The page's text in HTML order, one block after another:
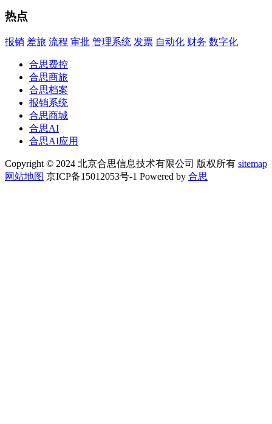
热点
报销 差旅 流程 审批 管理系统 发票 自动化 财务 数字化
合思费控
合思商旅
合思档案
报销系统
合思商城
合思AI
合思AI应用
Copyright © 2024 北京合思信息技术有限公司 版权所有 sitemap
网站地图 京ICP备15012053号-1 Powered by 合思